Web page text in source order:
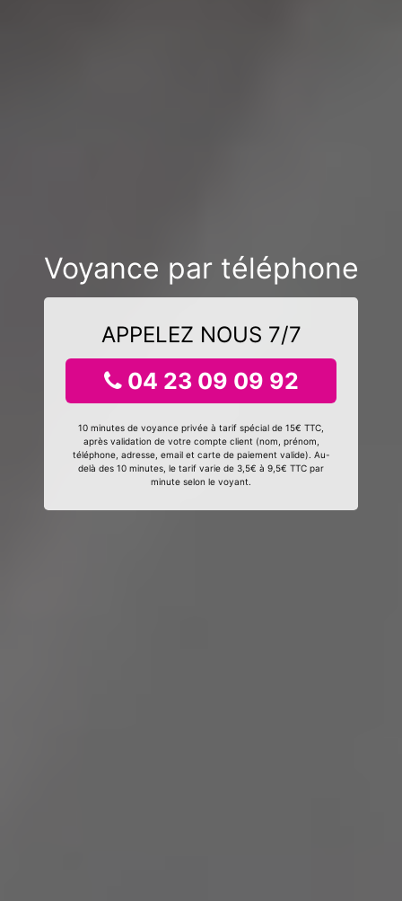
Voyance par téléphone
APPELEZ NOUS 7/7
04 23 09 09 92
10 minutes de voyance privée à tarif spécial de 15€ TTC,
après validation de votre compte client (nom, prénom,
téléphone, adresse, email et carte de paiement valide). Au-
delà des 10 minutes, le tarif varie de 3,5€ à 9,5€ TTC par
minute selon le voyant.